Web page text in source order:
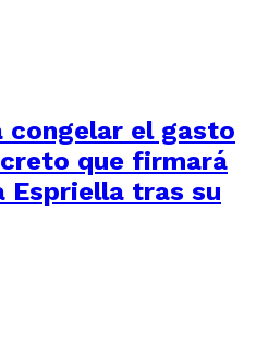
congelar el gasto
que firmará
Espriella tras su